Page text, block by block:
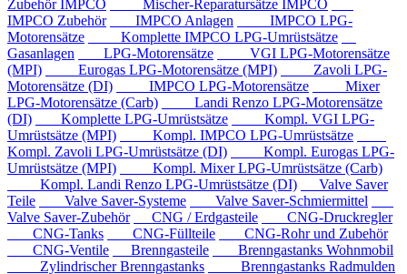
Zubehör IMPCO
Mischer-Reparatursätze IMPCO
IMPCO Zubehör
IMPCO Anlagen
IMPCO LPG-
Motorensätze
Komplette IMPCO LPG-Umrüstsätze
Gasanlagen
LPG-Motorensätze
VGI LPG-Motorensätze
(MPI)
Eurogas LPG-Motorensätze (MPI)
Zavoli LPG-
Motorensätze (DI)
IMPCO LPG-Motorensätze
Mixer
LPG-Motorensätze (Carb)
Landi Renzo LPG-Motorensätze
(DI)
Komplette LPG-Umrüstsätze
Kompl. VGI LPG-
Umrüstsätze (MPI)
Kompl. IMPCO LPG-Umrüstsätze
Kompl. Zavoli LPG-Umrüstsätze (DI)
Kompl. Eurogas LPG-
Umrüstsätze (MPI)
Kompl. Mixer LPG-Umrüstsätze (Carb)
Kompl. Landi Renzo LPG-Umrüstsätze (DI)
Valve Saver
Teile
Valve Saver-Systeme
Valve Saver-Schmiermittel
Valve Saver-Zubehör
CNG / Erdgasteile
CNG-Druckregler
CNG-Tanks
CNG-Füllteile
CNG-Rohr und Zubehör
CNG-Ventile
Brenngasteile
Brenngastanks Wohnmobil
Zylindrischer Brenngastanks
Brenngastanks Radmulden